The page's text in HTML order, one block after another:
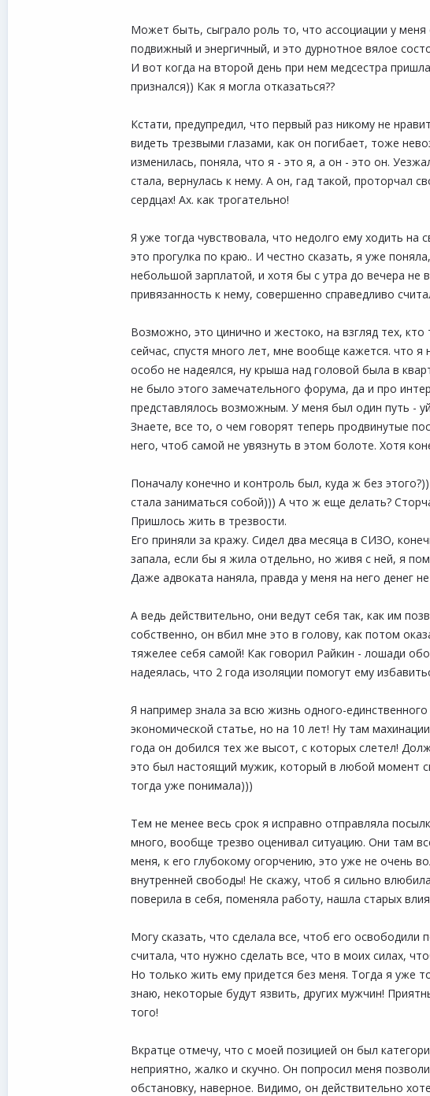
Может быть, сыграло роль то, что ассоциации у
подвижный и энергичный, и это дурнотное вялое
И вот когда на второй день при нем медсестра
признался)) Как я могла отказаться??
Кстати, предупредил, что первый раз никому не
видеть трезвыми глазами, как он погибает, тоже
изменилась, поняла, что я - это я, а он - это он.
стала, вернулась к нему. А он, гад такой, проторчал
сердцах! Ах. как трогательно!
Я уже тогда чувствовала, что недолго ему ходить
это прогулка по краю.. И честно сказать, я уже
небольшой зарплатой, и хотя бы с утра до вечера
привязанность к нему, совершенно справедливо
Возможно, это цинично и жестоко, на взгляд тех,
сейчас, спустя много лет, мне вообще кажется. что
особо не надеялся, ну крыша над головой была в
не было этого замечательного форума, да и про
представлялось возможным. У меня был один путь -
Знаете, все то, о чем говорят теперь продвинутые
него, чтоб самой не увязнуть в этом болоте. Хотя
Поначалу конечно и контроль был, куда ж без
стала заниматься собой))) А что ж еще делать?
Пришлось жить в трезвости.
Его приняли за кражу. Сидел два месяца в СИЗО,
запала, если бы я жила отдельно, но живя с ней, я
Даже адвоката наняла, правда у меня на него денег
А ведь действительно, они ведут себя так, как им
собственно, он вбил мне это в голову, как потом
тяжелее себя самой! Как говорил Райкин - лошади
надеялась, что 2 года изоляции помогут ему
Я например знала за всю жизнь одного-
экономической статье, но на 10 лет! Ну там
года он добился тех же высот, с которых слетел!
это был настоящий мужик, который в любой момент
тогда уже понимала)))
Тем не менее весь срок я исправно отправляла
много, вообще трезво оценивал ситуацию. Они там
меня, к его глубокому огорчению, это уже не очень
внутренней свободы! Не скажу, чтоб я сильно
поверила в себя, поменяла работу, нашла старых
Могу сказать, что сделала все, чтоб его
считала, что нужно сделать все, что в моих силах,
Но только жить ему придется без меня. Тогда я уже
знаю, некоторые будут язвить, других мужчин!
того!
Вкратце отмечу, что с моей позицией он был
неприятно, жалко и скучно. Он попросил меня
обстановку, наверное. Видимо, он действительно